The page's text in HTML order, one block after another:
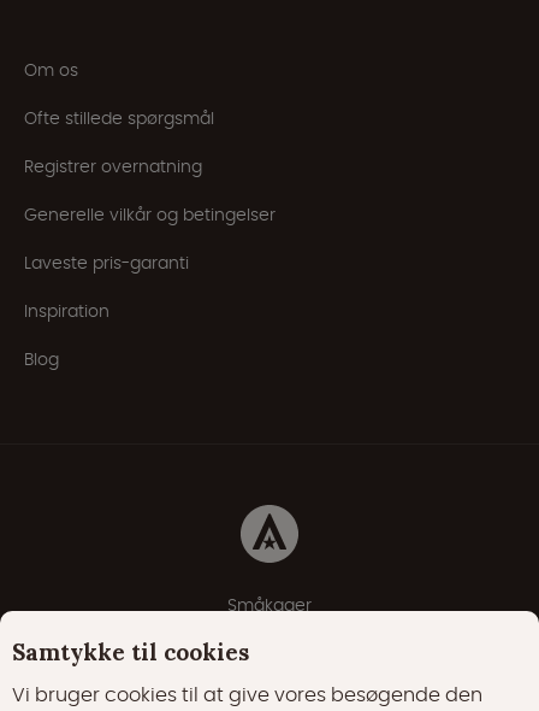
Om os
Ofte stillede spørgsmål
Registrer overnatning
Generelle vilkår og betingelser
Laveste pris-garanti
Inspiration
Blog
Småkager
Erklæring om beskyttelse af personlige oplysninger
Samtykke til cookies
Vi bruger cookies til at give vores besøgende den